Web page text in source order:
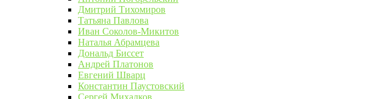
Дмитрий Тихомиров
Татьяна Павлова
Иван Соколов-Микитов
Наталья Абрамцева
Дональд Биссет
Андрей Платонов
Евгений Шварц
Константин Паустовский
Сергей Михалков